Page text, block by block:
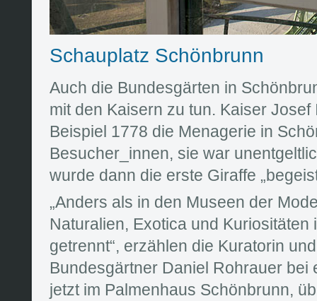
Schauplatz Schönbrunn
Auch die Bundesgärten in
mit den Kaisern zu tun. Kaiser Josef
Beispiel 1778 die Menagerie in
Besucher_innen, sie war
wurde dann die erste Giraffe
„Anders als in den Museen der
Naturalien, Exotica und Kuriositäten
getrennt“, erzählen die Kuratorin
Bundesgärtner Daniel Rohrauer bei
jetzt im Palmenhaus Schönbrunn,